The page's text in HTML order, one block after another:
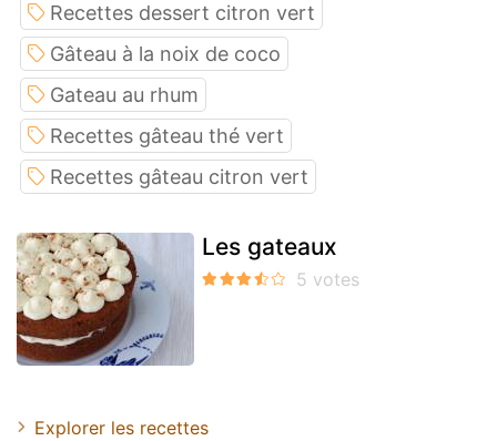
Recettes dessert citron vert
Gâteau à la noix de coco
Gateau au rhum
Recettes gâteau thé vert
Recettes gâteau citron vert
Les gateaux
Explorer les recettes